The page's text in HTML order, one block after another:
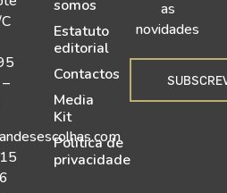
somos
Estatuto
editorial
Contactos
Media
Kit
Política de
privacidade
as
novidades